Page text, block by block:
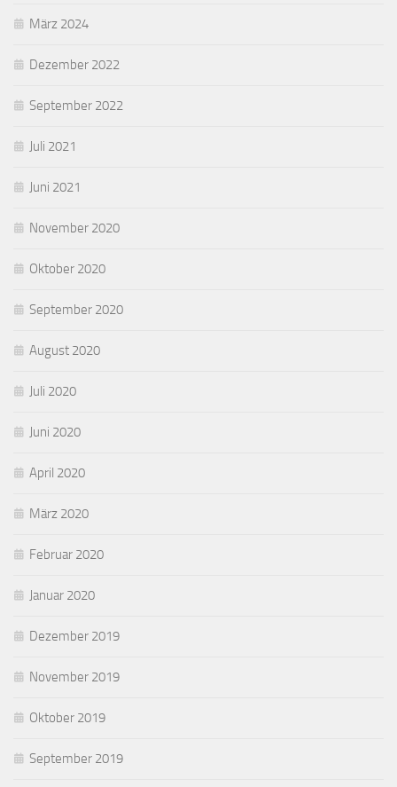
März 2024
Dezember 2022
September 2022
Juli 2021
Juni 2021
November 2020
Oktober 2020
September 2020
August 2020
Juli 2020
Juni 2020
April 2020
März 2020
Februar 2020
Januar 2020
Dezember 2019
November 2019
Oktober 2019
September 2019